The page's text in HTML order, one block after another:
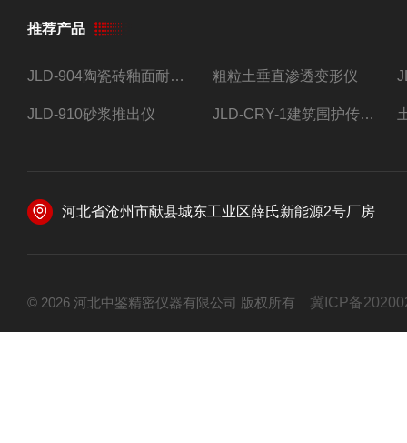
推荐产品
JLD-904陶瓷砖釉面耐磨试验仪 粗粒土垂直渗透变形仪
JLD-910砂浆推出仪 JLD-CRY-1建筑围护传热系数现场检测仪仪器
河北省沧州市献县城东工业区薛氏新能源2号厂房
© 2026 河北中鉴精密仪器有限公司 版权所有 冀ICP备